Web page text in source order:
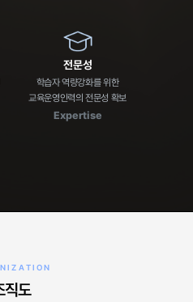
전문성
학습자 역량강화를 위한
교육운영인력의 전문성 확보
Expertise
직도